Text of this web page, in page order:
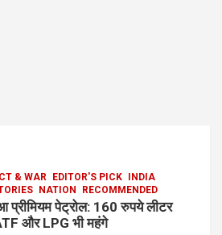
& WAR EDITOR'S PICK
INDIA
NATION RECOMMENDED
प्रीमियम पेट्रोल: 160 रुपये लीटर
और LPG भी महंगे